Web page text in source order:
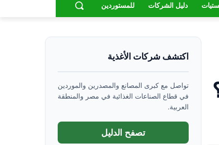
دليل الشركات للمستوردين
اكتشف شركات الأغذية
تواصل مع كبرى المصانع والمصدرين والموردين
في قطاع الصناعات الغذائية في مصر والمنطقة
العربية.
تصفح الدليل